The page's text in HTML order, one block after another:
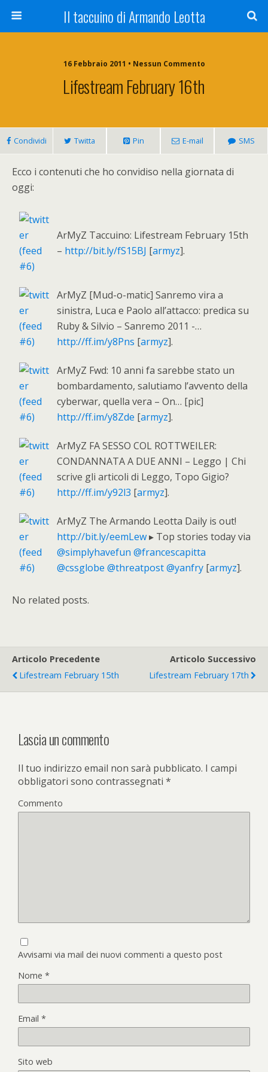
Il taccuino di Armando Leotta
16 Febbraio 2011 • Nessun Commento
Lifestream February 16th
Condividi Twitta Pin E-mail SMS
Ecco i contenuti che ho convidiso nella giornata di
oggi:
ArMyZ Taccuino: Lifestream February 15th
– http://bit.ly/fS15BJ [armyz].
ArMyZ [Mud-o-matic] Sanremo vira a
sinistra, Luca e Paolo all’attacco: predica su
Ruby & Silvio – Sanremo 2011 -…
http://ff.im/y8Pns [armyz].
ArMyZ Fwd: 10 anni fa sarebbe stato un
bombardamento, salutiamo l’avvento della
cyberwar, quella vera – On… [pic]
http://ff.im/y8Zde [armyz].
ArMyZ FA SESSO COL ROTTWEILER:
CONDANNATA A DUE ANNI – Leggo | Chi
scrive gli articoli di Leggo, Topo Gigio?
http://ff.im/y92l3 [armyz].
ArMyZ The Armando Leotta Daily is out!
http://bit.ly/eemLew▸ Top stories today via
@simplyhavefun @francescapitta
@cssglobe @threatpost@yanfry [armyz].
No related posts.
Articolo Precedente
Lifestream February 15th
Articolo Successivo
Lifestream February 17th
Lascia un commento
Il tuo indirizzo email non sarà pubblicato. I campi
obbligatori sono contrassegnati *
Commento
Avvisami via mail dei nuovi commenti a questo post
Nome *
Email *
Sito web